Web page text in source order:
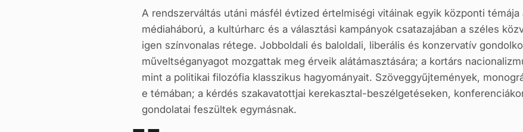
A rendszerváltás utáni másfél évtized értelmiségi vitáinak egyik központi
médiaháború, a kultúrharc és a választási kampányok csatazajában a széles
igen színvonalas rétege. Jobboldali és baloldali, liberális és konzervatív
műveltséganyagot mozgattak meg érveik alátámasztására; a kortárs
mint a politikai filozófia klasszikus hagyományait. Szöveggyűjtemények,
e témában; a kérdés szakavatottjai kerekasztal-beszélgetéseken,
gondolatai feszültek egymásnak.